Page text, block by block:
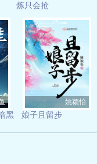
炼只会抢
黑
姚颖怡
娘子且留步